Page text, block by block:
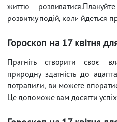
життю
розвитку подій, коли йдеться
Гороскоп на 17 квітня
Прагніть створити своє
природну здатність до
потрапили, ви можете
Це допоможе вам досягти